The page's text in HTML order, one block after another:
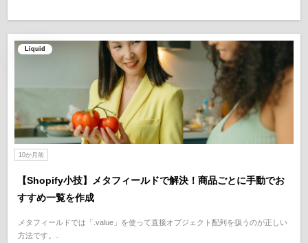
Liquid
10か月前
【Shopify小技】メタフィールドで解決！商品ごとに手動でお
すすめ一覧を作成
メタフィールドでは「.value」を使って直接オブジェクト配列を扱うのが正しい
方法です。..